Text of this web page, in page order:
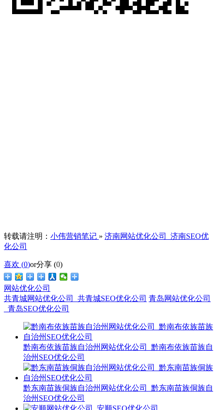
转载请注明： 小伟营销笔记 » 济南网站优化公司_济南SEO优
化公司
喜欢 (0)or分享 (0)
网站优化公司
共青城网站优化公司_共青城SEO优化公司 青岛网站优化公司
_青岛SEO优化公司
黔南布依族苗族自治州网站优化公司_黔南布依族苗族自
治州SEO优化公司
黔东南苗族侗族自治州网站优化公司_黔东南苗族侗族自
治州SEO优化公司